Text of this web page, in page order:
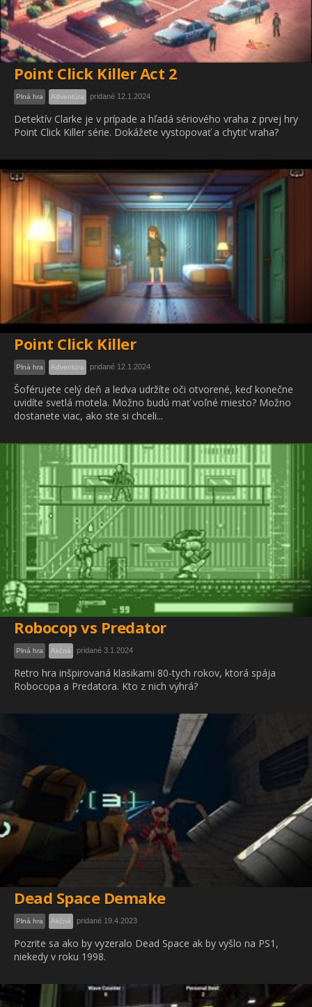
Point Click Killer Act 2
Plná hra Adventúra pridané 12.1.2024
Detektív Clarke je v prípade a hľadá sériového vraha z prvej hry
Point Click Killer série. Dokážete vystopovať a chytiť vraha?
Point Click Killer
Plná hra Adventúra pridané 12.1.2024
Šoférujete celý deň a ledva udržíte oči otvorené, keď konečne
uvidíte svetlá motela. Možno budú mať voľné miesto? Možno
dostanete viac, ako ste si chceli...
Robocop vs Predator
Plná hra Akčná pridané 3.1.2024
Retro hra inšpirovaná klasikami 80-tych rokov, ktorá spája
Robocopa a Predatora. Kto z nich vyhrá?
Dead Space Demake
Plná hra Akčná pridané 19.4.2023
Pozrite sa ako by vyzeralo Dead Space ak by vyšlo na PS1,
niekedy v roku 1998.